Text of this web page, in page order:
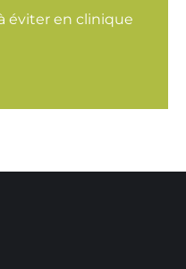
éviter en clinique